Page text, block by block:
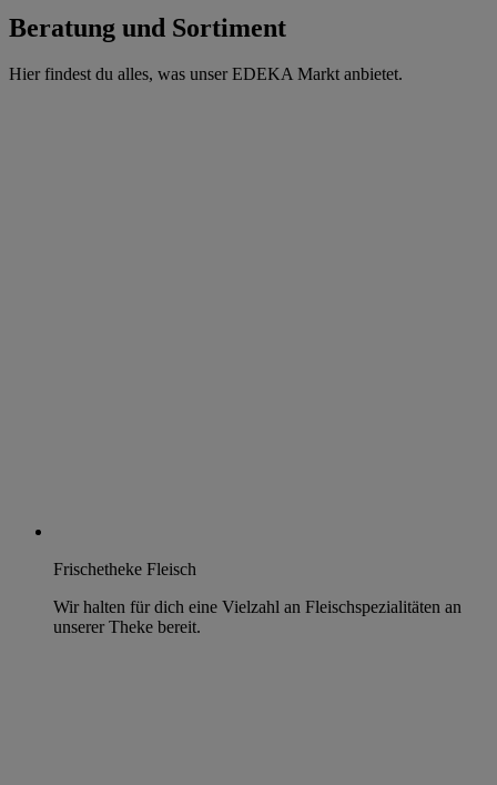
Beratung und Sortiment
Hier findest du alles, was unser EDEKA Markt anbietet.
Frischetheke Fleisch
Wir halten für dich eine Vielzahl an Fleischspezialitäten an
unserer Theke bereit.